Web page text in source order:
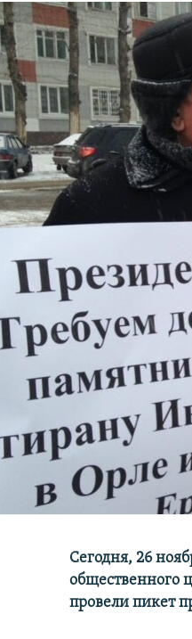
Сегодня, 26
общественного
провели пикет